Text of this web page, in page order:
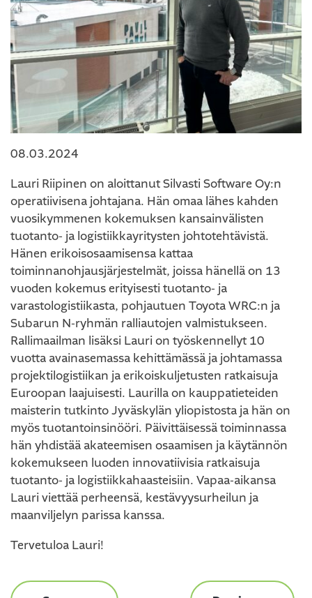
08.03.2024
Lauri Riipinen on aloittanut Silvasti Software Oy:n
operatiivisena johtajana. Hän omaa lähes kahden
vuosikymmenen kokemuksen kansainvälisten
tuotanto- ja logistiikkayritysten johtotehtävistä.
Hänen erikoisosaamisensa kattaa
toiminnanohjausjärjestelmät, joissa hänellä on 13
vuoden kokemus erityisesti tuotanto- ja
varastologistiikasta, pohjautuen Toyota WRC:n ja
Subarun N-ryhmän ralliautojen valmistukseen.
Rallimaailman lisäksi Lauri on työskennellyt 10
vuotta avainasemassa kehittämässä ja johtamassa
projektilogistiikan ja erikoiskuljetusten ratkaisuja
Euroopan laajuisesti. Laurilla on kauppatieteiden
maisterin tutkinto Jyväskylän yliopistosta ja hän on
myös tuotantoinsinööri. Päivittäisessä toiminnassa
hän yhdistää akateemisen osaamisen ja käytännön
kokemukseen luoden innovatiivisia ratkaisuja
tuotanto- ja logistiikkahaasteisiin. Vapaa-aikansa
Lauri viettää perheensä, kestävyysurheilun ja
maanviljelyn parissa kanssa.
Tervetuloa Lauri!